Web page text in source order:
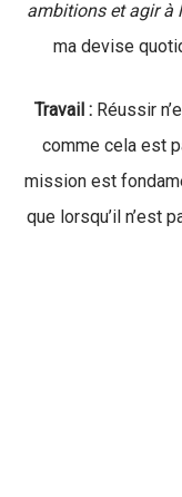
ambitions et agir à
ma devise
Travail : Réussir
comme cela est
mission est
que lorsqu’il n’est